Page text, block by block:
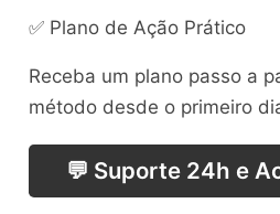
✅ Plano de Ação Prático
Receba um plano passo a
método desde o primeiro
💬 Suporte 24h e